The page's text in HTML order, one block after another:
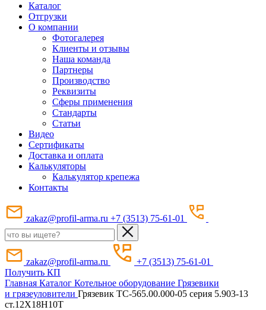
Каталог
Отгрузки
О компании
Фотогалерея
Клиенты и отзывы
Наша команда
Партнеры
Производство
Реквизиты
Сферы применения
Стандарты
Статьи
Видео
Сертификаты
Доставка и оплата
Калькуляторы
Калькулятор крепежа
Контакты
zakaz@profil-arma.ru +7 (3513) 75-61-01
zakaz@profil-arma.ru
+7 (3513) 75-61-01
Получить КП
Главная Каталог Котельное оборудование Грязевики
и грязеуловители Грязевик ТС-565.00.000-05 серия 5.903-13
ст.12Х18Н10Т